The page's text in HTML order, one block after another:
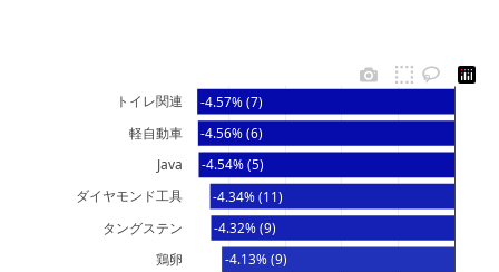
-4.13% (9)
-4.32% (9)
-4.34% (11)
-4.54% (5)
-4.56% (6)
-4.57% (7)
鶏卵
タングステン
ダイヤモンド工具
Java
軽自動車
トイレ関連